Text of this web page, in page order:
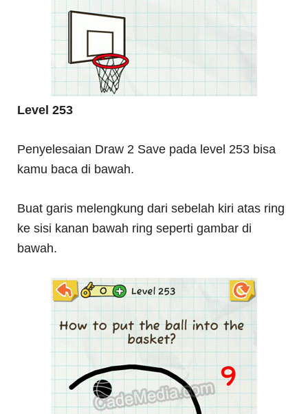
Level 253
Penyelesaian Draw 2 Save pada level 253 bisa
kamu baca di bawah.
Buat garis melengkung dari sebelah kiri atas ring
ke sisi kanan bawah ring seperti gambar di
bawah.